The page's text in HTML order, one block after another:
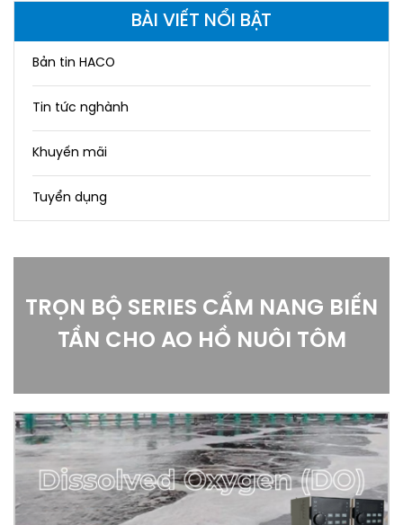
BÀI VIẾT NỔI BẬT
Bản tin HACO
Tin tức nghành
Khuyến mãi
Tuyển dụng
TRỌN BỘ SERIES CẨM NANG BIẾN
TẦN CHO AO HỒ NUÔI TÔM